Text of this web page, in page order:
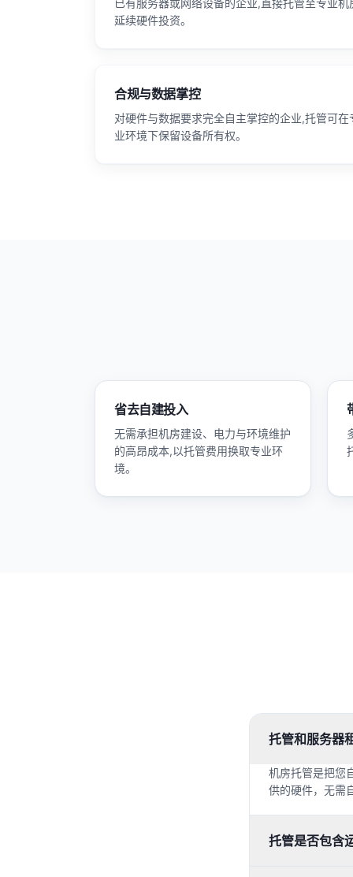
已有服务器或网络设备的企业,直接托管至专业机
延续硬件投资。
合规与数据掌控
对硬件与数据要求完全自主掌控的企业,托管可在
业环境下保留设备所有权。
省去自建投入
无需承担机房建设、电力与环境维护
的高昂成本,以托管费用换取专业环
境。
托管和服务器
机房托管是把您
供的硬件，无需
托管是否包含